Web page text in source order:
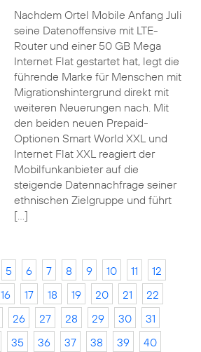
Nachdem Ortel Mobile Anfang Juli
seine Datenoffensive mit LTE-
Router und einer 50 GB Mega
Internet Flat gestartet hat, legt die
führende Marke für Menschen mit
Migrationshintergrund direkt mit
weiteren Neuerungen nach. Mit
den beiden neuen Prepaid-
Optionen Smart World XXL und
Internet Flat XXL reagiert der
Mobilfunkanbieter auf die
steigende Datennachfrage seiner
ethnischen Zielgruppe und führt
[…]
5 6 7 8 9 10 11
12
16 17 18 19 20 21
22
26 27 28 29 30
31
35 36 37 38 39
40